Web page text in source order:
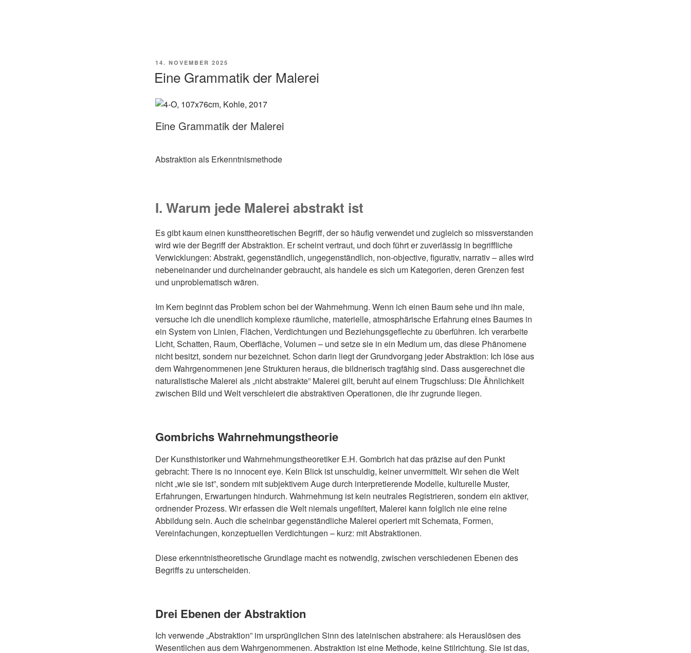
POSTED
14. NOVEMBER 2025
Eine Grammatik der Malerei
Eine Grammatik der Malerei
Abstraktion als Erkenntnismethode
I. Warum jede Malerei abstrakt ist
Es gibt kaum einen kunsttheoretischen Begriff, der so häufig verwendet und zugleich so missverstanden
wird wie der Begriff der Abstraktion. Er scheint vertraut, und doch führt er zuverlässig in begriffliche
Verwicklungen: Abstrakt, gegenständlich, ungegenständlich, non-objective, figurativ, narrativ – alles wird
nebeneinander und durcheinander gebraucht, als handele es sich um Kategorien, deren Grenzen fest
und unproblematisch wären.
Im Kern beginnt das Problem schon bei der Wahrnehmung. Wenn ich einen Baum sehe und ihn male,
versuche ich die unendlich komplexe räumliche, materielle, atmosphärische Erfahrung eines Baumes in
ein System von Linien, Flächen, Verdichtungen und Beziehungsgeflechte zu überführen. Ich verarbeite
Licht, Schatten, Raum, Oberfläche, Volumen – und setze sie in ein Medium um, das diese Phänomene
nicht besitzt, sondern nur bezeichnet. Schon darin liegt der Grundvorgang jeder Abstraktion: Ich löse aus
dem Wahrgenommenen jene Strukturen heraus, die bildnerisch tragfähig sind. Dass ausgerechnet die
naturalistische Malerei als „nicht abstrakte” Malerei gilt, beruht auf einem Trugschluss: Die Ähnlichkeit
zwischen Bild und Welt verschleiert die abstraktiven Operationen, die ihr zugrunde liegen.
Gombrichs Wahrnehmungstheorie
Der Kunsthistoriker und Wahrnehmungstheoretiker E.H. Gombrich hat das präzise auf den Punkt
gebracht: There is no innocent eye. Kein Blick ist unschuldig, keiner unvermittelt. Wir sehen die Welt
nicht „wie sie ist”, sondern mit subjektivem Auge durch interpretierende Modelle, kulturelle Muster,
Erfahrungen, Erwartungen hindurch. Wahrnehmung ist kein neutrales Registrieren, sondern ein aktiver,
ordnender Prozess. Wir erfassen die Welt niemals ungefiltert, Malerei kann folglich nie eine reine
Abbildung sein. Auch die scheinbar gegenständliche Malerei operiert mit Schemata, Formen,
Vereinfachungen, konzeptuellen Verdichtungen – kurz: mit Abstraktionen.
Diese erkenntnistheoretische Grundlage macht es notwendig, zwischen verschiedenen Ebenen des
Begriffs zu unterscheiden.
Drei Ebenen der Abstraktion
Ich verwende „Abstraktion” im ursprünglichen Sinn des lateinischen abstrahere: als Herauslösen des
Wesentlichen aus dem Wahrgenommenen. Abstraktion ist eine Methode, keine Stilrichtung. Sie ist das,